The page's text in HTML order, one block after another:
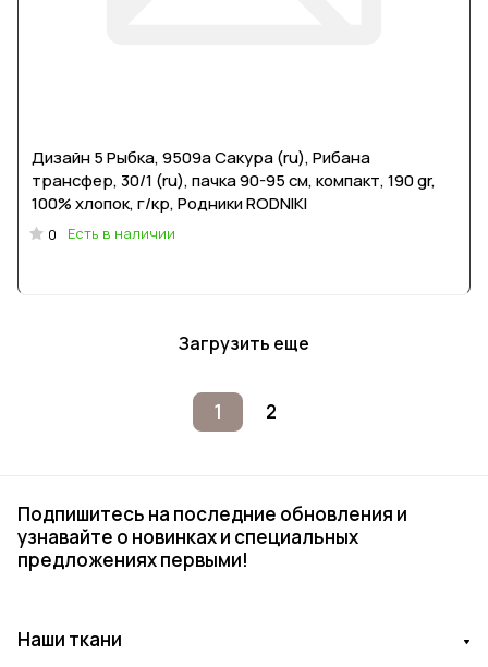
Дизайн 5 Рыбка, 9509a Сакура (ru), Рибана
трансфер, 30/1 (ru), пачка 90-95 см, компакт, 190 gr,
100% хлопок, г/кр, Родники RODNIKI
0 Есть в наличии
Загрузить еще
1 2
Подпишитесь на последние обновления и
узнавайте о новинках и специальных
предложениях первыми!
Наши ткани